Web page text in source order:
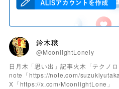
鈴木穣
@MoonlightLoneiy
日月木「思い出」記事火木「テクノ
note「https://note.com/suzukiyutaka
X「https://x.com/MoonlightLone」